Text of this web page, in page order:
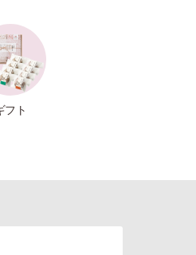
フト